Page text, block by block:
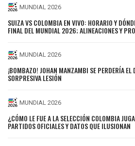
MUNDIAL 2026
SUIZA VS COLOMBIA EN VIVO: HORARIO Y
FINAL DEL MUNDIAL 2026; ALINEACIONES Y
MUNDIAL 2026
¡BOMBAZO! JOHAN MANZAMBI SE PERDERÍA
SORPRESIVA LESIÓN
MUNDIAL 2026
¿CÓMO LE FUE A LA SELECCIÓN COLOMBIA
PARTIDOS OFICIALES Y DATOS QUE ILUSIONAN